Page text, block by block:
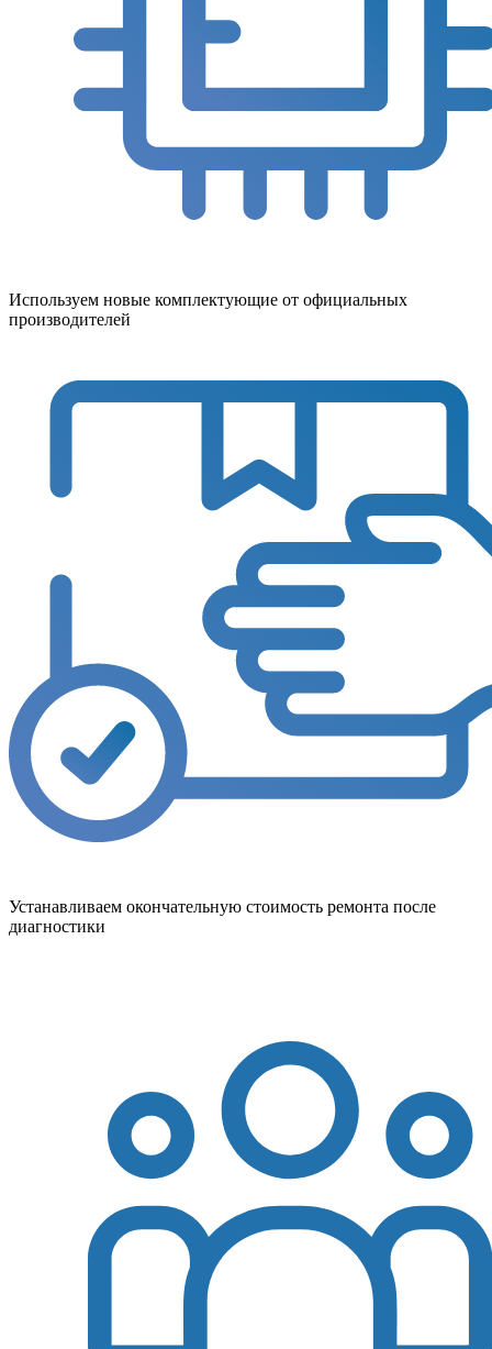
Используем новые комплектующие от официальных
производителей
Устанавливаем окончательную стоимость ремонта после
диагностики